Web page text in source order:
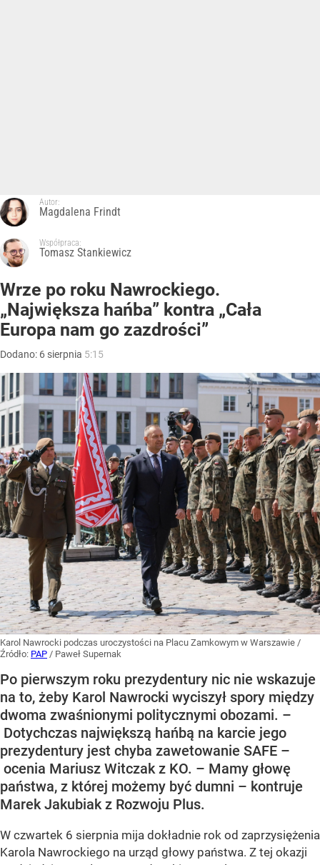
Autor:
Magdalena Frindt
Współpraca:
Tomasz Stankiewicz
Wrze po roku Nawrockiego.
„Największa hańba” kontra „Cała
Europa nam go zazdrości”
Dodano: 6 sierpnia 5:15
Karol Nawrocki podczas uroczystości na Placu Zamkowym w Warszawie /
Źródło: PAP / Paweł Supernak
Po pierwszym roku prezydentury nic nie wskazuje
na to, żeby Karol Nawrocki wyciszył spory między
dwoma zwaśnionymi politycznymi obozami. –
Dotychczas największą hańbą na karcie jego
prezydentury jest chyba zawetowanie SAFE –
ocenia Mariusz Witczak z KO. – Mamy głowę
państwa, z której możemy być dumni – kontruje
Marek Jakubiak z Rozwoju Plus.
W czwartek 6 sierpnia mija dokładnie rok od zaprzysiężenia
Karola Nawrockiego na urząd głowy państwa. Z tej okazji